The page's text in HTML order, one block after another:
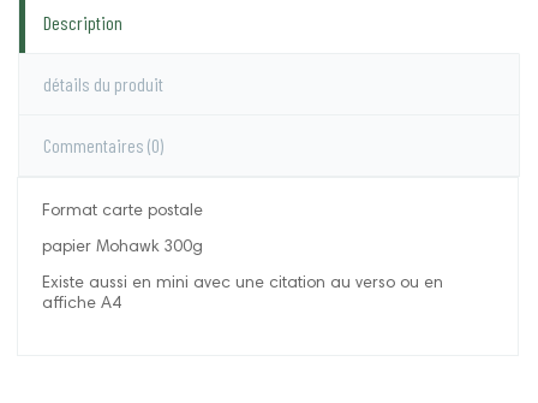
Description
détails du produit
Commentaires (0)
Format carte postale
papier Mohawk 300g
Existe aussi en mini avec une citation au verso ou en
affiche A4